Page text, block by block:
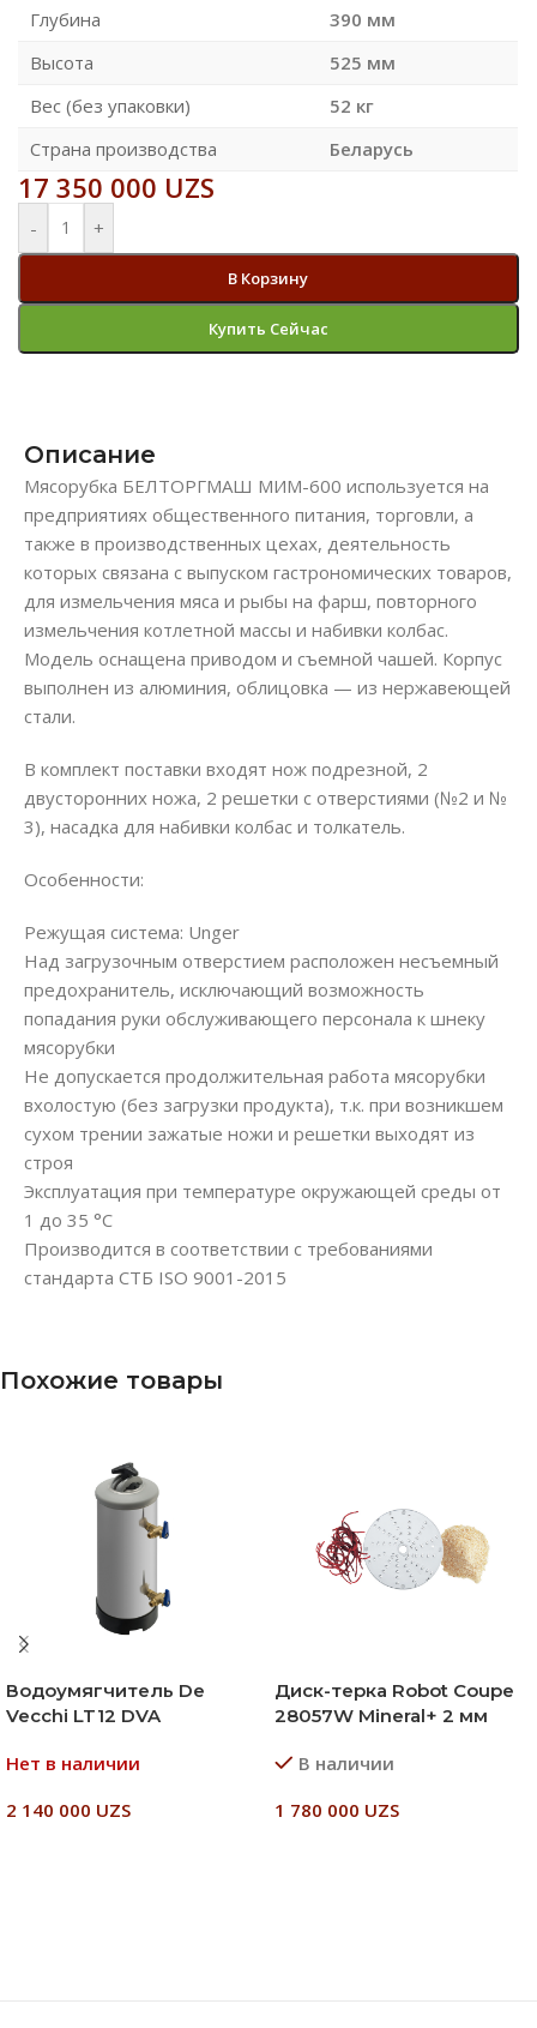
Глубина
390 мм
Высота
525 мм
Вес (без упаковки)
52 кг
Страна производства
Беларусь
17 350 000 UZS
- +
В Корзину
Купить Сейчас
Описание
Мясорубка БЕЛТОРГМАШ МИМ-600 используется на
предприятиях общественного питания, торговли, а
также в производственных цехах, деятельность
которых связана с выпуском гастрономических товаров,
для измельчения мяса и рыбы на фарш, повторного
измельчения котлетной массы и набивки колбас.
Модель оснащена приводом и съемной чашей. Корпус
выполнен из алюминия, облицовка — из нержавеющей
стали.
В комплект поставки входят нож подрезной, 2
двусторонних ножа, 2 решетки с отверстиями (№2 и №
3), насадка для набивки колбас и толкатель.
Особенности:
Режущая система: Unger
Над загрузочным отверстием расположен несъемный
предохранитель, исключающий возможность
попадания руки обслуживающего персонала к шнеку
мясорубки
Не допускается продолжительная работа мясорубки
вхолостую (без загрузки продукта), т.к. при возникшем
сухом трении зажатые ножи и решетки выходят из
строя
Эксплуатация при температуре окружающей среды от
1 до 35 °С
Производится в соответствии с требованиями
стандарта СТБ ISO 9001-2015
Похожие товары
Водоумягчитель De
Vecchi LT12 DVA
Нет в наличии
2 140 000 UZS
Диск-терка Robot Coupe
28057W Mineral+ 2 мм
В наличии
1 780 000 UZS